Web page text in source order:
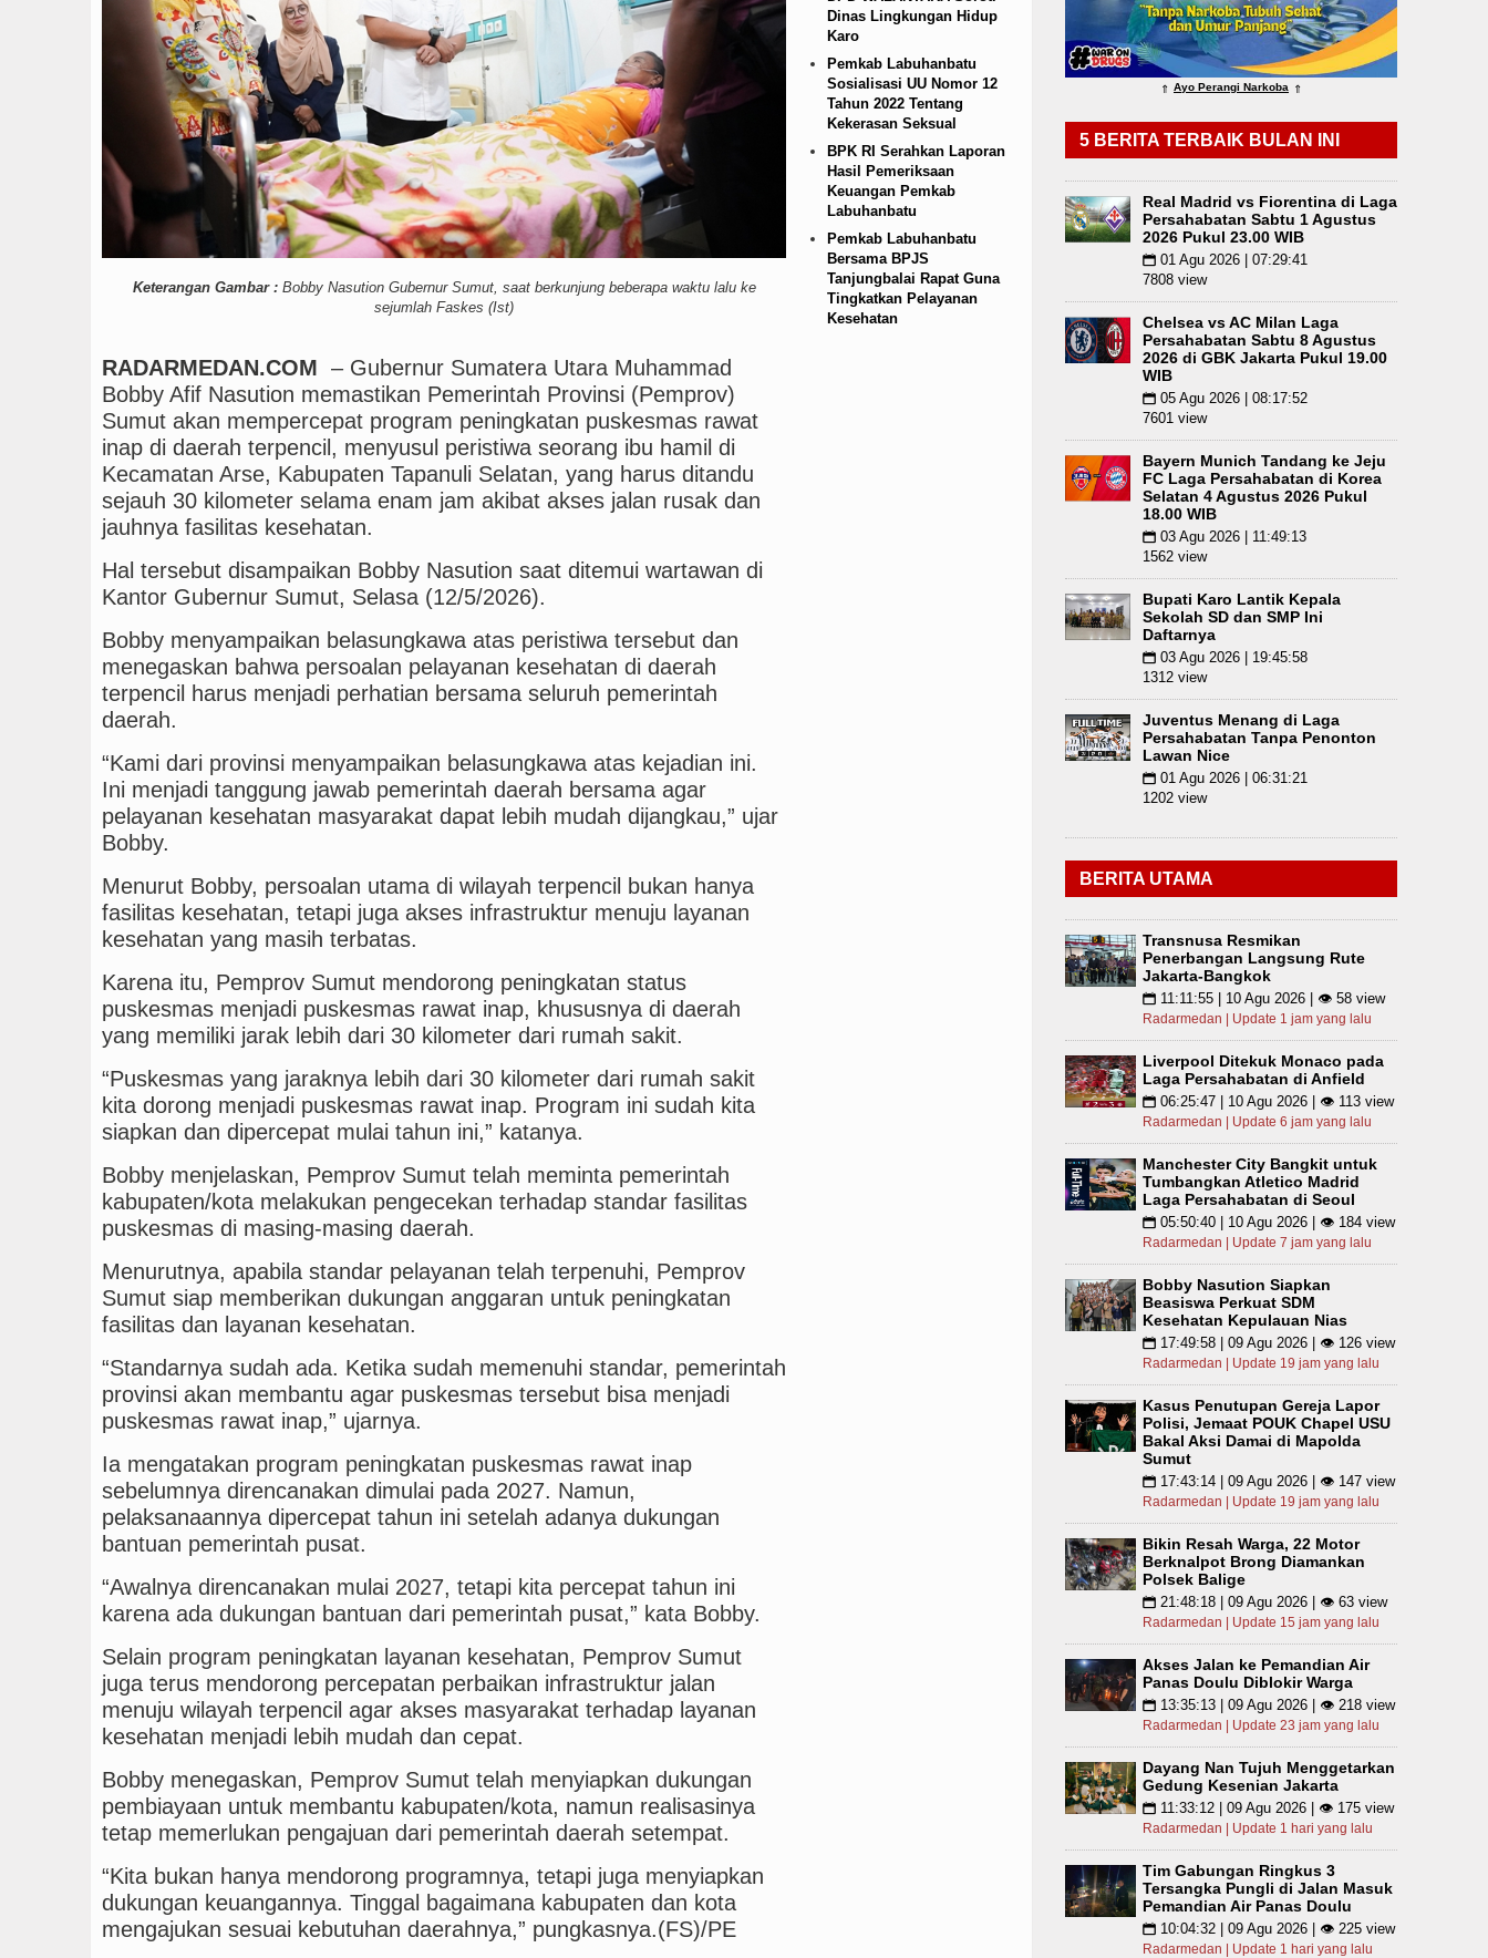
Keterangan Gambar :Bobby Nasution Gubernur Sumut, saat berkunjung beberapa waktu lalu ke
sejumlah Faskes (Ist)
RADARMEDAN.COM – Gubernur Sumatera Utara Muhammad
Bobby Afif Nasution memastikan Pemerintah Provinsi (Pemprov)
Sumut akan mempercepat program peningkatan puskesmas rawat
inap di daerah terpencil, menyusul peristiwa seorang ibu hamil di
Kecamatan Arse, Kabupaten Tapanuli Selatan, yang harus ditandu
sejauh 30 kilometer selama enam jam akibat akses jalan rusak dan
jauhnya fasilitas kesehatan.
Hal tersebut disampaikan Bobby Nasution saat ditemui wartawan di
Kantor Gubernur Sumut, Selasa (12/5/2026).
Bobby menyampaikan belasungkawa atas peristiwa tersebut dan
menegaskan bahwa persoalan pelayanan kesehatan di daerah
terpencil harus menjadi perhatian bersama seluruh pemerintah
daerah.
“Kami dari provinsi menyampaikan belasungkawa atas kejadian ini.
Ini menjadi tanggung jawab pemerintah daerah bersama agar
pelayanan kesehatan masyarakat dapat lebih mudah dijangkau,” ujar
Bobby.
Menurut Bobby, persoalan utama di wilayah terpencil bukan hanya
fasilitas kesehatan, tetapi juga akses infrastruktur menuju layanan
kesehatan yang masih terbatas.
Karena itu, Pemprov Sumut mendorong peningkatan status
puskesmas menjadi puskesmas rawat inap, khususnya di daerah
yang memiliki jarak lebih dari 30 kilometer dari rumah sakit.
“Puskesmas yang jaraknya lebih dari 30 kilometer dari rumah sakit
kita dorong menjadi puskesmas rawat inap. Program ini sudah kita
siapkan dan dipercepat mulai tahun ini,” katanya.
Bobby menjelaskan, Pemprov Sumut telah meminta pemerintah
kabupaten/kota melakukan pengecekan terhadap standar fasilitas
puskesmas di masing-masing daerah.
Menurutnya, apabila standar pelayanan telah terpenuhi, Pemprov
Sumut siap memberikan dukungan anggaran untuk peningkatan
fasilitas dan layanan kesehatan.
“Standarnya sudah ada. Ketika sudah memenuhi standar, pemerintah
provinsi akan membantu agar puskesmas tersebut bisa menjadi
puskesmas rawat inap,” ujarnya.
Ia mengatakan program peningkatan puskesmas rawat inap
sebelumnya direncanakan dimulai pada 2027. Namun,
pelaksanaannya dipercepat tahun ini setelah adanya dukungan
bantuan pemerintah pusat.
“Awalnya direncanakan mulai 2027, tetapi kita percepat tahun ini
karena ada dukungan bantuan dari pemerintah pusat,” kata Bobby.
Selain program peningkatan layanan kesehatan, Pemprov Sumut
juga terus mendorong percepatan perbaikan infrastruktur jalan
menuju wilayah terpencil agar akses masyarakat terhadap layanan
kesehatan menjadi lebih mudah dan cepat.
Bobby menegaskan, Pemprov Sumut telah menyiapkan dukungan
pembiayaan untuk membantu kabupaten/kota, namun realisasinya
tetap memerlukan pengajuan dari pemerintah daerah setempat.
“Kita bukan hanya mendorong programnya, tetapi juga menyiapkan
dukungan keuangannya. Tinggal bagaimana kabupaten dan kota
mengajukan sesuai kebutuhan daerahnya,” pungkasnya.(FS)/PE
Dinas Lingkungan Hidup
Karo
Pemkab Labuhanbatu
Sosialisasi UU Nomor 12
Tahun 2022 Tentang
Kekerasan Seksual
BPK RI Serahkan Laporan
Hasil Pemeriksaan
Keuangan Pemkab
Labuhanbatu
Pemkab Labuhanbatu
Bersama BPJS
Tanjungbalai Rapat Guna
Tingkatkan Pelayanan
Kesehatan
⇑ Ayo Perangi Narkoba ⇑
5 BERITA TERBAIK BULAN INI
Real Madrid vs Fiorentina di Laga
Persahabatan Sabtu 1 Agustus
2026 Pukul 23.00 WIB
📅 01 Agu 2026 | 07:29:41
7808 view
Chelsea vs AC Milan Laga
Persahabatan Sabtu 8 Agustus
2026 di GBK Jakarta Pukul 19.00
WIB
📅 05 Agu 2026 | 08:17:52
7601 view
Bayern Munich Tandang ke Jeju
FC Laga Persahabatan di Korea
Selatan 4 Agustus 2026 Pukul
18.00 WIB
📅 03 Agu 2026 | 11:49:13
1562 view
Bupati Karo Lantik Kepala
Sekolah SD dan SMP Ini
Daftarnya
📅 03 Agu 2026 | 19:45:58
1312 view
Juventus Menang di Laga
Persahabatan Tanpa Penonton
Lawan Nice
📅 01 Agu 2026 | 06:31:21
1202 view
BERITA UTAMA
Transnusa Resmikan
Penerbangan Langsung Rute
Jakarta-Bangkok
📅 11:11:55 | 10 Agu 2026 | 👁 58 view
Radarmedan | Update 1 jam yang lalu
Liverpool Ditekuk Monaco pada
Laga Persahabatan di Anfield
📅 06:25:47 | 10 Agu 2026 | 👁 113 view
Radarmedan | Update 6 jam yang lalu
Manchester City Bangkit untuk
Tumbangkan Atletico Madrid
Laga Persahabatan di Seoul
📅 05:50:40 | 10 Agu 2026 | 👁 184 view
Radarmedan | Update 7 jam yang lalu
Bobby Nasution Siapkan
Beasiswa Perkuat SDM
Kesehatan Kepulauan Nias
📅 17:49:58 | 09 Agu 2026 | 👁 126 view
Radarmedan | Update 19 jam yang lalu
Kasus Penutupan Gereja Lapor
Polisi, Jemaat POUK Chapel USU
Bakal Aksi Damai di Mapolda
Sumut
📅 17:43:14 | 09 Agu 2026 | 👁 147 view
Radarmedan | Update 19 jam yang lalu
Bikin Resah Warga, 22 Motor
Berknalpot Brong Diamankan
Polsek Balige
📅 21:48:18 | 09 Agu 2026 | 👁 63 view
Radarmedan | Update 15 jam yang lalu
Akses Jalan ke Pemandian Air
Panas Doulu Diblokir Warga
📅 13:35:13 | 09 Agu 2026 | 👁 218 view
Radarmedan | Update 23 jam yang lalu
Dayang Nan Tujuh Menggetarkan
Gedung Kesenian Jakarta
📅 11:33:12 | 09 Agu 2026 | 👁 175 view
Radarmedan | Update 1 hari yang lalu
Tim Gabungan Ringkus 3
Tersangka Pungli di Jalan Masuk
Pemandian Air Panas Doulu
📅 10:04:32 | 09 Agu 2026 | 👁 225 view
Radarmedan | Update 1 hari yang lalu